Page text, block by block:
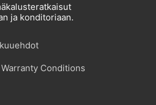
ja konditoriaan.
Conditions